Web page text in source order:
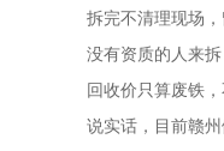
拆完不清理现场
没有资质的人来
回收价只算废铁
说实话，目前赣